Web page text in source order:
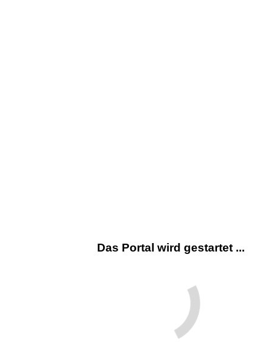
Das Portal wird gestartet ...